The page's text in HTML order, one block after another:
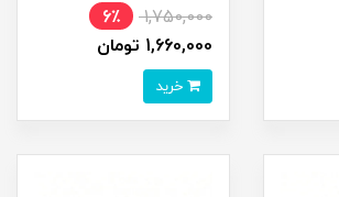
1,750,000
6٪
1,660,000 تومان